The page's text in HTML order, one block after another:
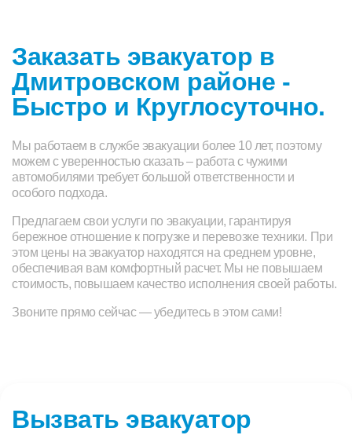
Заказать эвакуатор в
Дмитровском районе -
Быстро и Круглосуточно.
Мы работаем в службе эвакуации более 10 лет, поэтому
можем с уверенностью сказать – работа с чужими
автомобилями требует большой ответственности и
особого подхода.
Предлагаем свои услуги по эвакуации, гарантируя
бережное отношение к погрузке и перевозке техники. При
этом цены на эвакуатор находятся на среднем уровне,
обеспечивая вам комфортный расчет. Мы не повышаем
стоимость, повышаем качество исполнения своей работы.
Звоните прямо сейчас — убедитесь в этом сами!
Вызвать эвакуатор